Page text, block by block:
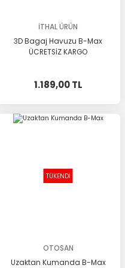
İTHAL ÜRÜN
3D Bagaj Havuzu B-Max
ÜCRETSİZ KARGO
1.189,00 TL
TÜKENDİ
OTOSAN
Uzaktan Kumanda B-Max